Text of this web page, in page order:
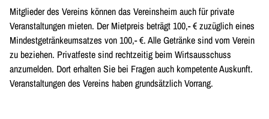
Mitglieder des Vereins können das Vereinsheim auch für private
Veranstaltungen mieten. Der Mietpreis beträgt 100,- € zuzüglich eines
Mindestgetränkeumsatzes von 100,- €. Alle Getränke sind vom Verein
zu beziehen. Privatfeste sind rechtzeitig beim Wirtsausschuss
anzumelden. Dort erhalten Sie bei Fragen auch kompetente Auskunft.
Veranstaltungen des Vereins haben grundsätzlich Vorrang.